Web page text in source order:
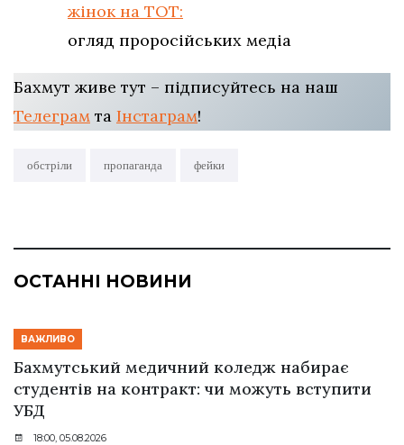
жінок на ТОТ:
огляд проросійських медіа
Бахмут живе тут – підписуйтесь на наш
Телеграм та Інстаграм!
обстріли пропаганда фейки
ОСТАННІ НОВИНИ
ВАЖЛИВО
Бахмутський медичний коледж набирає
студентів на контракт: чи можуть вступити
УБД
18:00, 05.08.2026